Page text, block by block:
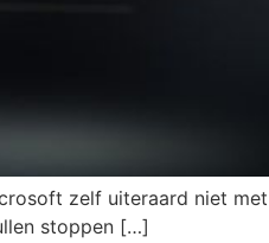
zelf uiteraard niet met
stoppen […]